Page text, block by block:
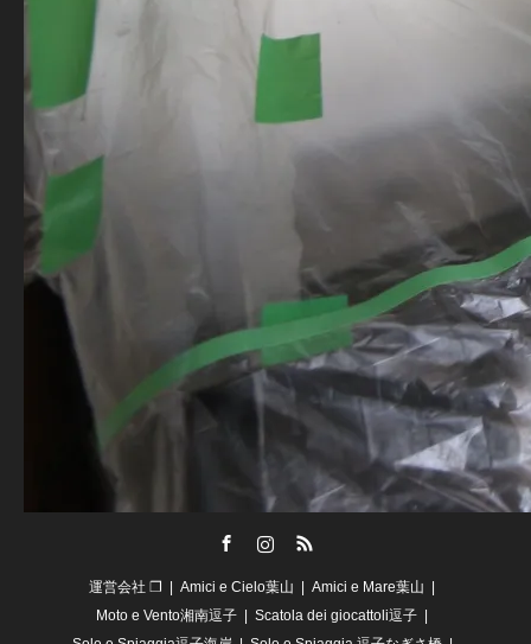
運営会社 ❐ Amici e Cielo葉山
Amici e Mare葉山
Moto e Vento湘南逗子
Scatola dei giocattoli逗子